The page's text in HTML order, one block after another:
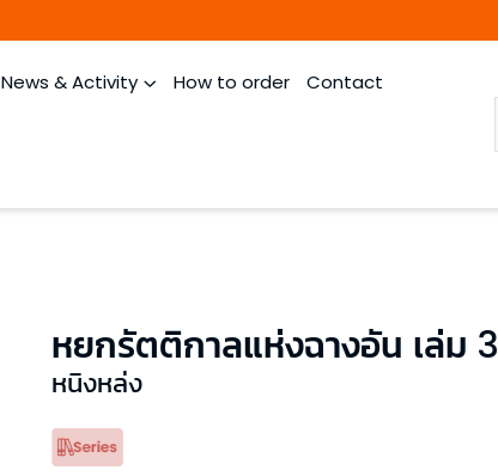
News & Activity How to order Contact
หยกรัตติกาลแห่งฉางอัน เล่ม 3
หนิงหล่ง